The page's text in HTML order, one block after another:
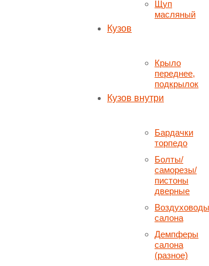
Щуп
масляный
Кузов
Крыло
переднее,
подкрылок
Кузов внутри
Бардачки
торпедо
Болты/
саморезы/
пистоны
дверные
Воздуховоды
салона
Демпферы
салона
(разное)